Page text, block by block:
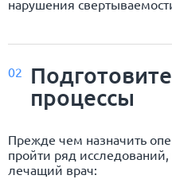
нарушения
02
процессы
Прежде чем назначить
пройти ряд
лечащий врач: